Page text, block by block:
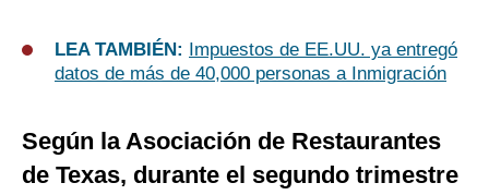
LEA TAMBIÉN:
Impuestos de EE.UU. ya entregó
datos de más de 40,000 personas a Inmigración
Según la Asociación de Restaurantes
de Texas, durante el segundo trimestre